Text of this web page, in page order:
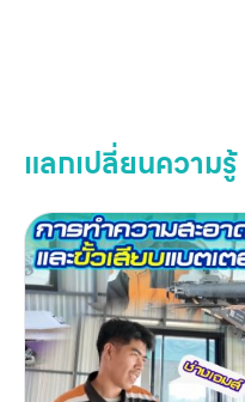
แลกเปลี่ยนความรู้